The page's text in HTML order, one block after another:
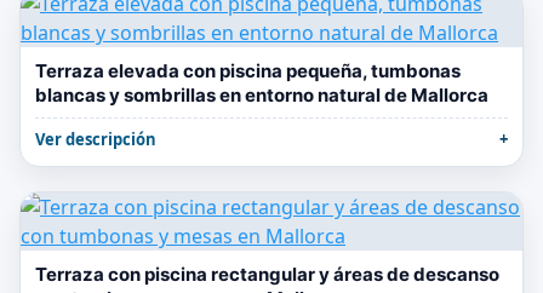
Terraza elevada con piscina pequeña, tumbonas
blancas y sombrillas en entorno natural de Mallorca
Ver descripción
Terraza con piscina rectangular y áreas de descanso